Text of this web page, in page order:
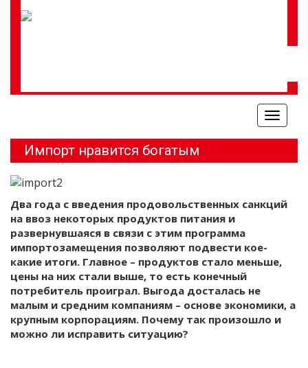
Меню
Импорт нравится богатым
Два года с введения продовольственных санкций
на ввоз некоторых продуктов питания и
развернувшаяся в связи с этим программа
импортозамещения позволяют подвести кое-
какие итоги. Главное – продуктов стало меньше,
цены на них стали выше, то есть конечный
потребитель проиграл. Выгода досталась не
малым и средним компаниям – основе экономики, а
крупным корпорациям. Почему так произошло и
можно ли исправить ситуацию?